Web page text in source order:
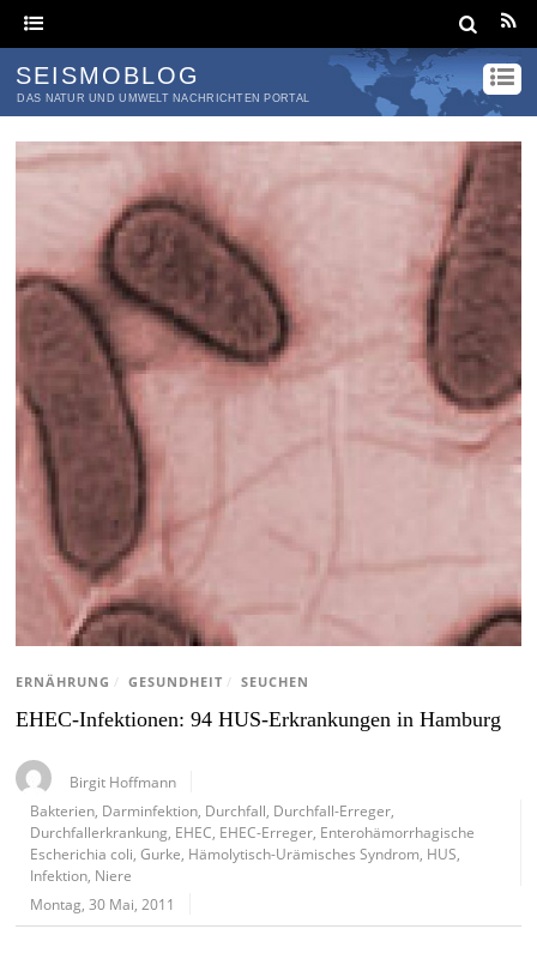
SEISMOBLOG
DAS NATUR UND UMWELT NACHRICHTEN PORTAL
ERNÄHRUNG / GESUNDHEIT / SEUCHEN
EHEC-Infektionen: 94 HUS-Erkrankungen in Hamburg
Birgit Hoffmann
Bakterien Darminfektion Durchfall Durchfall-Erreger
Durchfallerkrankung EHEC EHEC-Erreger Enterohämorrhagische
Escherichia coli ,Gurke Hämolytisch-Urämisches Syndrom HUS
Infektion Niere
Montag, 30 Mai, 2011